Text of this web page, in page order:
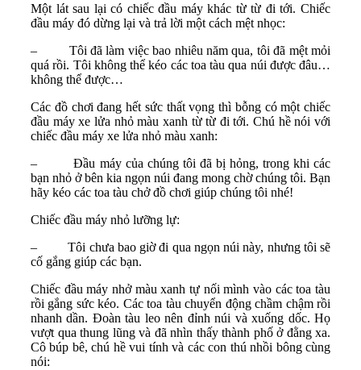
Một lát sau lại có chiếc đầu máy khác từ từ đi tới. Chiếc
đầu máy đó dừng lại và trả lời một cách mệt nhọc:
– Tôi đã làm việc bao nhiêu năm qua, tôi đã mệt mỏi
quá rồi. Tôi không thể kéo các toa tàu qua núi được đâu…
không thể được…
Các đồ chơi đang hết sức thất vọng thì bỗng có một chiếc
đầu máy xe lửa nhỏ màu xanh từ từ đi tới. Chú hề nói với
chiếc đầu máy xe lửa nhỏ màu xanh:
– Đầu máy của chúng tôi đã bị hỏng, trong khi các
bạn nhỏ ở bên kia ngọn núi đang mong chờ chúng tôi. Bạn
hãy kéo các toa tàu chở đồ chơi giúp chúng tôi nhé!
Chiếc đầu máy nhỏ lưỡng lự:
– Tôi chưa bao giờ đi qua ngọn núi này, nhưng tôi sẽ
cố gắng giúp các bạn.
Chiếc đầu máy nhở màu xanh tự nối mình vào các toa tàu
rồi gắng sức kéo. Các toa tàu chuyển động chầm chậm rồi
nhanh dần. Đoàn tàu leo nên đỉnh núi và xuống dốc. Họ
vượt qua thung lũng và đã nhìn thấy thành phố ở đằng xa.
Cô búp bê, chú hề vui tính và các con thú nhồi bông cùng
nói: